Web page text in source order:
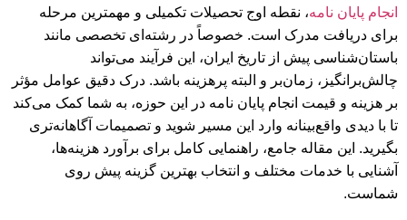
انجام پایان نامه، نقطه اوج تحصیلات تکمیلی و مهمترین مرحله
برای دریافت مدرک است. خصوصاً در رشته‌ای تخصصی مانند
باستان‌شناسی پیش از تاریخ ایران، این فرآیند می‌تواند
چالش‌برانگیز، زمان‌بر و البته پرهزینه باشد. درک دقیق عوامل مؤثر
بر هزینه و قیمت انجام پایان نامه در این حوزه، به شما کمک می‌کند
تا با دیدی واقع‌بینانه وارد این مسیر شوید و تصمیمات آگاهانه‌تری
بگیرید. این مقاله جامع، راهنمایی کامل برای برآورد هزینه‌ها،
آشنایی با خدمات مختلف و انتخاب بهترین گزینه پیش روی
شماست.